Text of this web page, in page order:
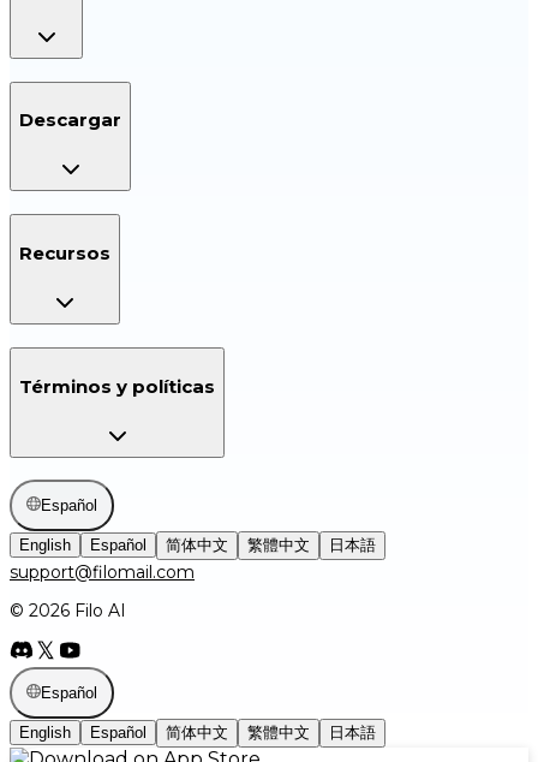
Descargar
Recursos
Términos y políticas
Español
English Español 简体中文 繁體中文 日本語
support@filomail.com
© 2026 Filo AI
Español
English Español 简体中文 繁體中文 日本語